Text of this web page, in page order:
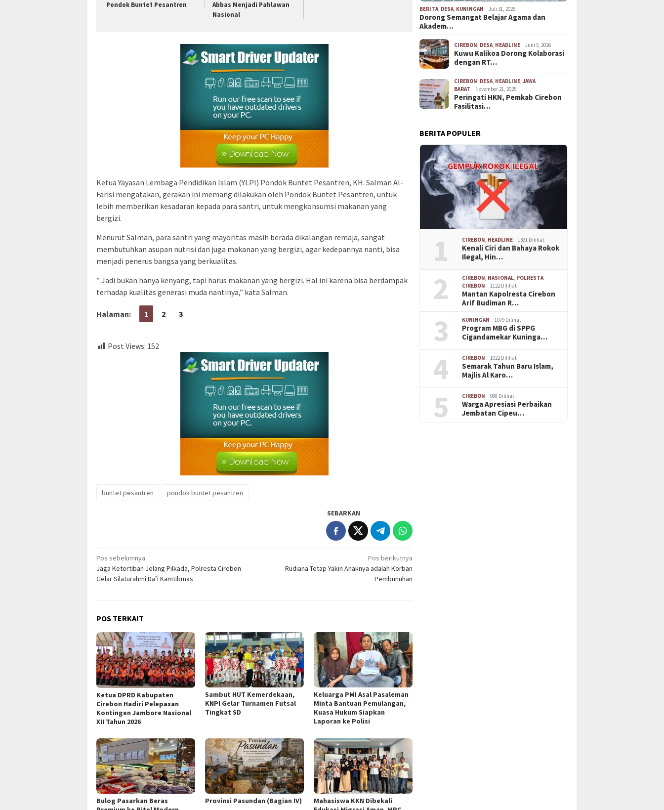
Pondok Buntet Pesantren
Abbas Menjadi Pahlawan
Nasional
Ketua Yayasan Lembaga Pendidikan Islam (YLPI) Pondok Buntet Pesantren, KH. Salman Al-
Farisi mengatakan, gerakan ini memang dilakukan oleh Pondok Buntet Pesantren, untuk
lebih memberikan kesadaran kepada para santri, untuk mengkonsumsi makanan yang
bergizi.
Menurut Salman, para santri yang mayoritas masih berada dikalangan remaja, sangat
membutuhkan asupan nutrisi dan juga makanan yang bergizi, agar kedepannya nanti, bisa
menjadi penerus bangsa yang berkualitas.
” Jadi bukan hanya kenyang, tapi harus makanan yang bergizi. Hal ini karena bisa berdampak
terhadap kualitas generasi muda nantinya,” kata Salman.
Halaman: 1 2 3
Post Views: 152
buntet pesantren pondok buntet pesantren
SEBARKAN
Navigasi
pos
Pos sebelumnya
Jaga Ketertiban Jelang Pilkada, Polresta Cirebon
Gelar Silaturahmi Da’i Kamtibmas
Pos berikutnya
Rudiana Tetap Yakin Anaknya adalah Korban
Pembunuhan
POS TERKAIT
Ketua DPRD Kabupaten
Cirebon Hadiri Pelepasan
Kontingen Jambore Nasional
XII Tahun 2026
Sambut HUT Kemerdekaan,
KNPI Gelar Turnamen Futsal
Tingkat SD
Keluarga PMI Asal Pasaleman
Minta Bantuan Pemulangan,
Kuasa Hukum Siapkan
Laporan ke Polisi
Bulog Pasarkan Beras
Provinsi Pasundan (Bagian IV)
Mahasiswa KKN Dibekali
BERITA, DESA, KUNINGAN Juli 31, 2026
Dorong Semangat Belajar Agama dan
Akadem…
CIREBON, DESA, HEADLINE Juni 5, 2026
Kuwu Kalikoa Dorong Kolaborasi
dengan RT…
CIREBON, DESA, HEADLINE,JAWA
BARAT
November 21, 2025
Peringati HKN, Pemkab Cirebon
Fasilitasi…
BERITA POPULER
1 CIREBON HEADLINE 1391 Dilihat
Kenali Ciri dan Bahaya Rokok
Ilegal, Hin…
2 CIREBON NASIONAL POLRESTA
CIREBON
1122 Dilihat
Mantan Kapolresta Cirebon
Arif Budiman R…
3 KUNINGAN 1079 Dilihat
Program MBG di SPPG
Cigandamekar Kuninga…
4 CIREBON 1022 Dilihat
Semarak Tahun Baru Islam,
Majlis Al Karo…
5 CIREBON 988 Dilihat
Warga Apresiasi Perbaikan
Jembatan Cipeu…